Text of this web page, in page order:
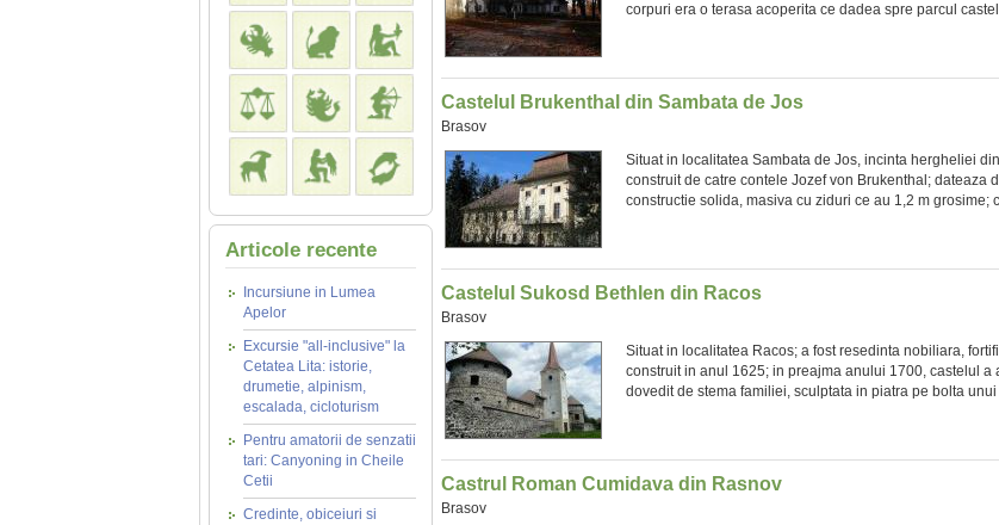
Articole recente
Incursiune in Lumea
Apelor
Excursie "all-inclusive" la
Cetatea Lita: istorie,
drumetie, alpinism,
escalada, cicloturism
Pentru amatorii de senzatii
tari: Canyoning in Cheile
Cetii
Credinte, obiceiuri si
corpuri era o terasa acoperita ce dadea spre parcul
Castelul Brukenthal din Sambata de Jos
Brasov
Situat in localitatea Sambata de Jos, incinta hergheliei
construit de catre contele Jozef von Brukenthal; dateaza
constructie solida, masiva cu ziduri ce au 1,2 m grosime;
Castelul Sukosd Bethlen din Racos
Brasov
Situat in localitatea Racos; a fost resedinta nobiliara,
construit in anul 1625; in preajma anului 1700, castelul a
dovedit de stema familiei, sculptata in piatra pe bolta unui
Castrul Roman Cumidava din Rasnov
Brasov